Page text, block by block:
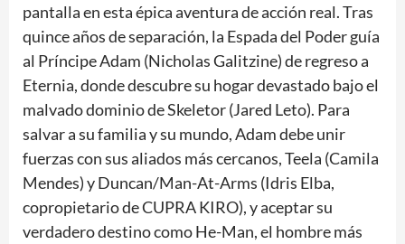
pantalla en esta épica aventura de acción real. Tras
quince años de separación, la Espada del Poder guía
al Príncipe Adam (Nicholas Galitzine) de regreso a
Eternia, donde descubre su hogar devastado bajo el
malvado dominio de Skeletor (Jared Leto). Para
salvar a su familia y su mundo, Adam debe unir
fuerzas con sus aliados más cercanos, Teela (Camila
Mendes) y Duncan/Man-At-Arms (Idris Elba,
copropietario de CUPRA KIRO), y aceptar su
verdadero destino como He-Man, el hombre más